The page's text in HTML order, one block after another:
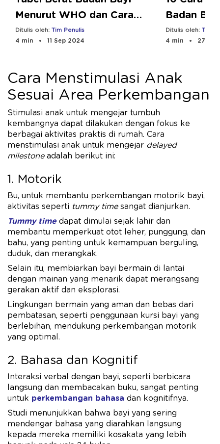
Menurut WHO dan Cara
agar Ideal
Ditulis oleh: Tim Penulis
4 min
11 Sep 2024
Badan
Efektif
Ditulis oleh: Tim
4 min
27
Cara Menstimulasi Anak
Sesuai Area Perkembangan
Stimulasi anak untuk mengejar tumbuh
kembangnya dapat dilakukan dengan fokus ke
berbagai aktivitas praktis di rumah. Cara
menstimulasi anak untuk mengejar delayed
milestone adalah berikut ini:
1. Motorik
Bu, untuk membantu perkembangan motorik bayi,
aktivitas seperti tummy timesangat dianjurkan.
Tummy timedapat dimulai sejak lahir dan
membantu memperkuat otot leher, punggung, dan
bahu, yang penting untuk kemampuan berguling,
duduk, dan merangkak.​
Selain itu, membiarkan bayi bermain di lantai
dengan mainan yang menarik dapat merangsang
gerakan aktif dan eksplorasi.
Lingkungan bermain yang aman dan bebas dari
pembatasan, seperti penggunaan kursi bayi yang
berlebihan, mendukung perkembangan motorik
yang optimal.
2. Bahasa dan Kognitif
Interaksi verbal dengan bayi, seperti berbicara
langsung dan membacakan buku, sangat penting
untuk perkembangan bahasa dan kognitifnya.
Studi menunjukkan bahwa bayi yang sering
mendengar bahasa yang diarahkan langsung
kepada mereka memiliki kosakata yang lebih